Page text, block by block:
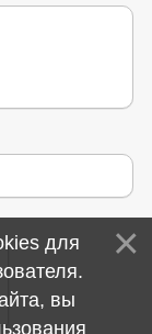
для
вы